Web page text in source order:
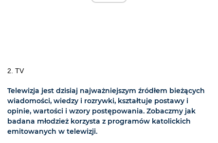
2. TV
Telewizja jest dzisiaj najważniejszym źródłem bieżących
wiadomości, wiedzy i rozrywki, kształtuje postawy i
opinie, wartości i wzory postępowania. Zobaczmy jak
badana młodzież korzysta z programów katolickich
emitowanych w telewizji.